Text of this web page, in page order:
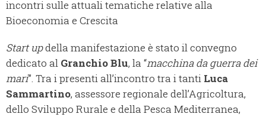
incontri sulle attuali tematiche relative alla
Bioeconomia e Crescita
Start updella manifestazione è stato il convegno
dedicato al Granchio Blu, la “macchina da guerra dei
mari”. Tra i presenti all’incontro tra i tanti Luca
Sammartino, assessore regionale dell’Agricoltura,
dello Sviluppo Rurale e della Pesca Mediterranea,